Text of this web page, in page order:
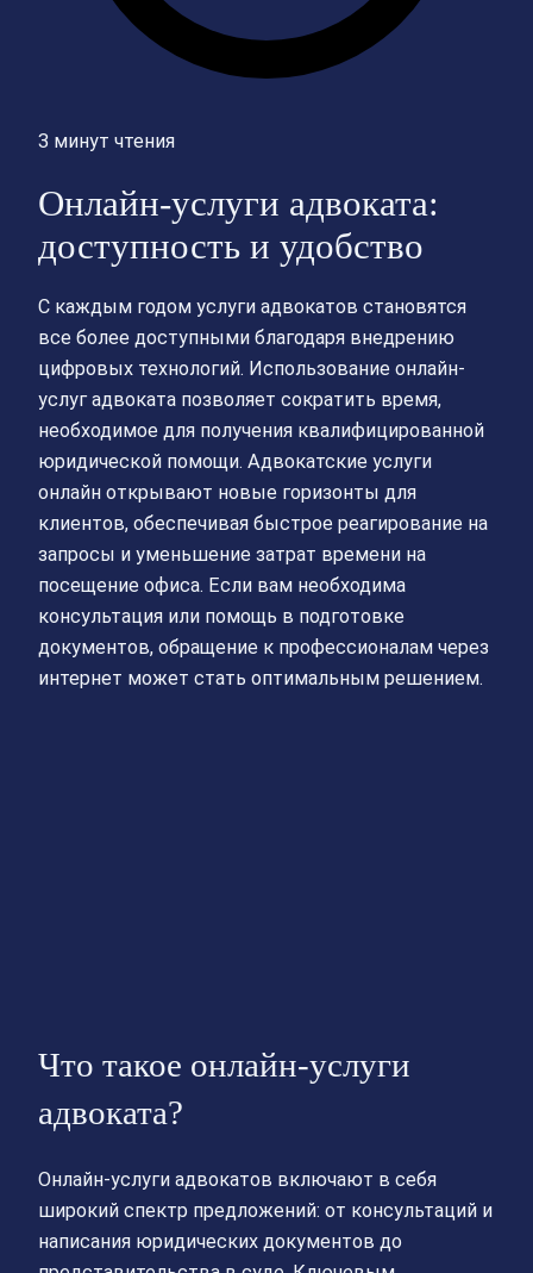
3 минут чтения
Онлайн-услуги адвоката:
доступность и удобство
С каждым годом услуги адвокатов становятся
все более доступными благодаря внедрению
цифровых технологий. Использование онлайн-
услуг адвоката позволяет сократить время,
необходимое для получения квалифицированной
юридической помощи. Адвокатские услуги
онлайн открывают новые горизонты для
клиентов, обеспечивая быстрое реагирование на
запросы и уменьшение затрат времени на
посещение офиса. Если вам необходима
консультация или помощь в подготовке
документов, обращение к профессионалам через
интернет может стать оптимальным решением.
Что такое онлайн-услуги
адвоката?
Онлайн-услуги адвокатов включают в себя
широкий спектр предложений: от консультаций и
написания юридических документов до